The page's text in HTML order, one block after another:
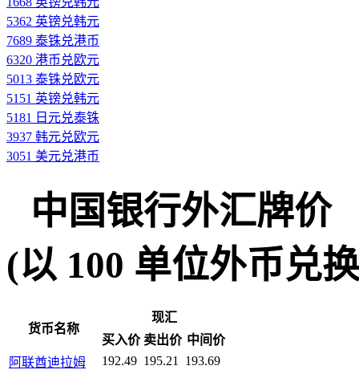
5362 英镑兑韩元
7689 泰铢兑港币
6320 港币兑欧元
5013 泰铢兑欧元
5151 英镑兑韩元
5181 日元兑泰铢
3937 韩元兑欧元
3051 美元兑港币
中国银行外汇牌价
(以 100 单位外币兑
货币名称
现汇
买入价 卖出价 中间价
阿联酋迪拉姆
192.49 195.21
193.69